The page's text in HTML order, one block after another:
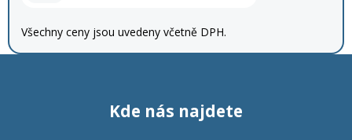
Všechny ceny jsou uvedeny včetně DPH.
Kde nás najdete